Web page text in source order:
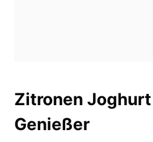
Zitronen
Genießer